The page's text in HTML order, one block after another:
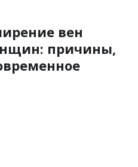
вен
причины,